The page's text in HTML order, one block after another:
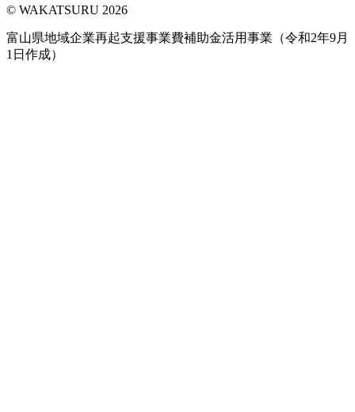
© WAKATSURU 2026
富山県地域企業再起支援事業費補助金活用事業（令和2年9月
1日作成）